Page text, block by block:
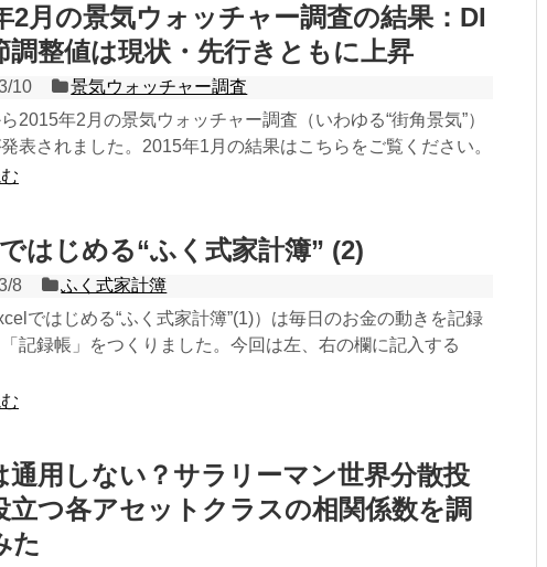
2月の景気ウォッチャー調査の結果：DI
調整値は現状・先行きともに上昇
10
景気ウォッチャー調査
2015年2月の景気ウォッチャー調査（いわゆる“街角景気”）
表されました。2015年1月の結果はこちらをご覧ください。
はじめる“ふく式家計簿” (2)
8
ふく式家計簿
ではじめる“ふく式家計簿”(1)）は毎日のお金の動きを記録
記録帳」をつくりました。今回は左、右の欄に記入する
通用しない？サラリーマン世界分散投
立つ各アセットクラスの相関係数を調
た